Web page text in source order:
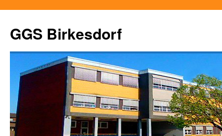
GGS Birkesdorf